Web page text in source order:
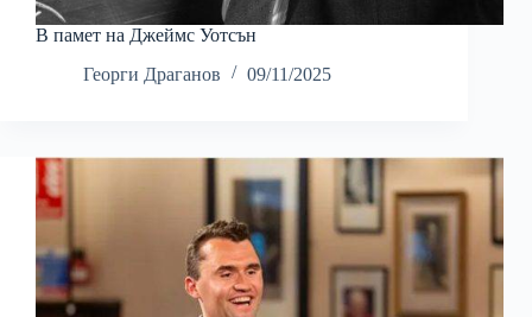
В памет на Джеймс Уотсън
Георги Драганов
09/11/2025